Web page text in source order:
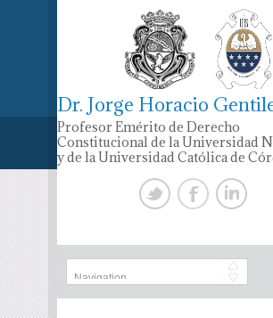
Dr. Jorge Horacio
Profesor Emérito de Derecho
Constitucional de la Universidad
y de la Universidad Católica de